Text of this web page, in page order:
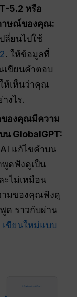
5.2 หรือ
าษณ์ของคุณ:
ลี่ยนไปใช้
. ให้ข้อมูลที่
ขียนคำตอบ
ห้เห็นว่าคุณ
งไร.
ของคุณมีความ
น GlobalGPT:
แก้ไขคำบน
พูดฟังดูเป็น
ะไม่เหมือน
ามของคุณฟังดู
ด ราวกับผ่าน
เขียนใหม่แบบ